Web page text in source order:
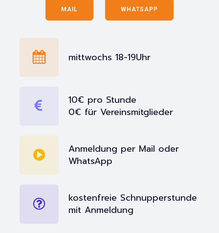
MAIL WHATSAPP
mittwochs 18-19Uhr
10€ pro Stunde
0€ für Vereinsmitglieder
Anmeldung per Mail oder
WhatsApp
kostenfreie Schnupperstunde
mit Anmeldung